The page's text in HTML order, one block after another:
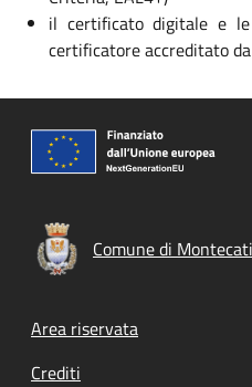
il certificato digitale e
certificatore accreditato
Comune di
Footer menu
Area riservata
Crediti